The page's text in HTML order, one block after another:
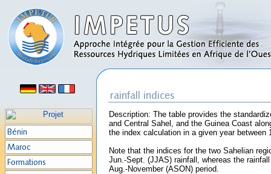
Description: The table provides the
and Central Sahel, and the Guinea Coast
the index calculation in a given year between
Note that the indices for the two Sahelian
Jun.-Sept. (JJAS) rainfall, whereas the
Aug.-November (ASON) period.